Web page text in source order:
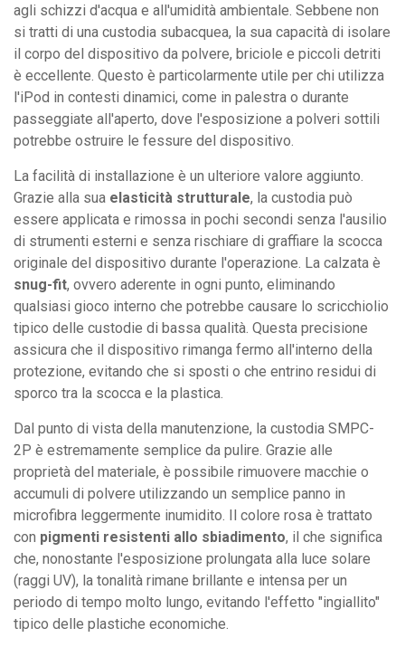
agli schizzi d'acqua e all'umidità ambientale. Sebbene non
si tratti di una custodia subacquea, la sua capacità di isolare
il corpo del dispositivo da polvere, briciole e piccoli detriti
è eccellente. Questo è particolarmente utile per chi utilizza
l'iPod in contesti dinamici, come in palestra o durante
passeggiate all'aperto, dove l'esposizione a polveri sottili
potrebbe ostruire le fessure del dispositivo.
La facilità di installazione è un ulteriore valore aggiunto.
Grazie alla sua elasticità strutturale, la custodia può
essere applicata e rimossa in pochi secondi senza l'ausilio
di strumenti esterni e senza rischiare di graffiare la scocca
originale del dispositivo durante l'operazione. La calzata è
snug-fit, ovvero aderente in ogni punto, eliminando
qualsiasi gioco interno che potrebbe causare lo scricchiolio
tipico delle custodie di bassa qualità. Questa precisione
assicura che il dispositivo rimanga fermo all'interno della
protezione, evitando che si sposti o che entrino residui di
sporco tra la scocca e la plastica.
Dal punto di vista della manutenzione, la custodia SMPC-
2P è estremamente semplice da pulire. Grazie alle
proprietà del materiale, è possibile rimuovere macchie o
accumuli di polvere utilizzando un semplice panno in
microfibra leggermente inumidito. Il colore rosa è trattato
con pigmenti resistenti allo sbiadimento, il che significa
che, nonostante l'esposizione prolungata alla luce solare
(raggi UV), la tonalità rimane brillante e intensa per un
periodo di tempo molto lungo, evitando l'effetto "ingiallito"
tipico delle plastiche economiche.